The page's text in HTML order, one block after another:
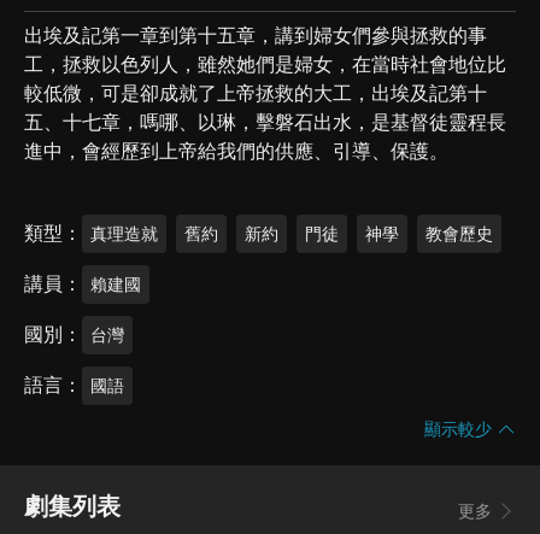
出埃及記第一章到第十五章，講到婦女們參與拯救的事
工，拯救以色列人，雖然她們是婦女，在當時社會地位比
較低微，可是卻成就了上帝拯救的大工，出埃及記第十
五、十七章，嗎哪、以琳，擊磐石出水，是基督徒靈程長
進中，會經歷到上帝給我們的供應、引導、保護。
類型 真理造就 舊約 新約 門徒 神學 教會歷史
講員 賴建國
國別 台灣
語言 國語
顯示較少
劇集列表 更多